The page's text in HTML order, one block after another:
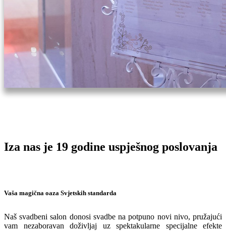
Iza nas je 19 godine uspješnog poslovanja
Vaša magična oaza Svjetskih standarda
Naš svadbeni salon donosi svadbe na potpuno novi nivo, pružajući
vam nezaboravan doživljaj uz spektakularne specijalne efekte